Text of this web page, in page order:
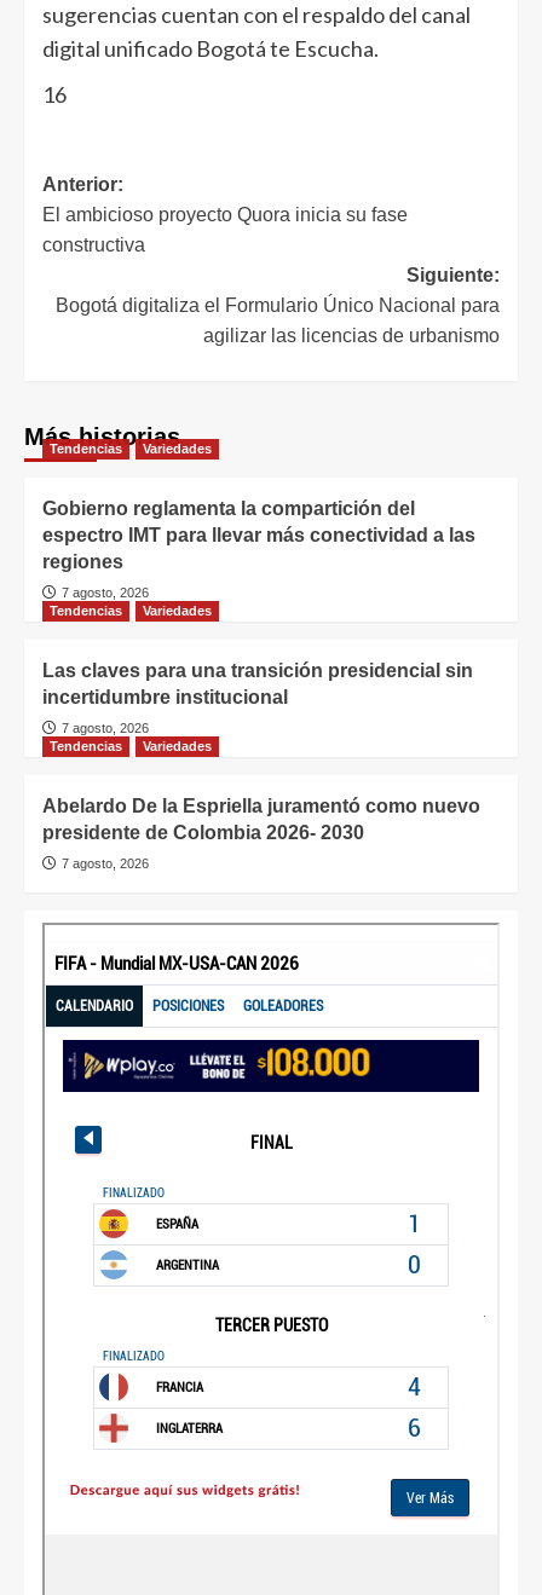
sugerencias cuentan con el respaldo del canal
digital unificado Bogotá te Escucha.
16
Anterior:
El ambicioso proyecto Quora inicia su fase
constructiva
Siguiente:
Bogotá digitaliza el Formulario Único Nacional para
agilizar las licencias de urbanismo
Más historias
Tendencias Variedades
Gobierno reglamenta la compartición del
espectro IMT para llevar más conectividad a las
regiones
7 agosto, 2026
Tendencias
Variedades
Las claves para una transición presidencial sin
incertidumbre institucional
7 agosto, 2026
Tendencias
Variedades
Abelardo De la Espriella juramentó como nuevo
presidente de Colombia 2026- 2030
7 agosto, 2026